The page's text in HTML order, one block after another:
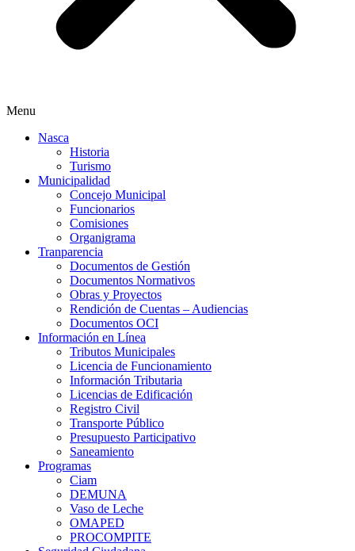
Menu
Nasca
Historia
Turismo
Municipalidad
Concejo Municipal
Funcionarios
Comisiones
Organigrama
Tranparencia
Documentos de Gestión
Documentos Normativos
Obras y Proyectos
Rendición de Cuentas – Audiencias
Documentos OCI
Información en Línea
Tributos Municipales
Licencia de Funcionamiento
Información Tributaria
Licencias de Edificación
Registro Civil
Transporte Público
Presupuesto Participativo
Saneamiento
Programas
Ciam
DEMUNA
Vaso de Leche
OMAPED
PROCOMPITE